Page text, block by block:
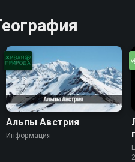
Альпы Австрия
Информация